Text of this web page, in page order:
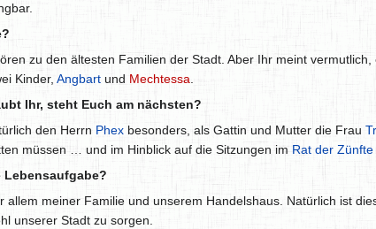
zu den ältesten Familien der Stadt. Aber Ihr meint
Kinder, Angbart und Mechtessa.
Ihr, steht Euch am nächsten?
den Herrn Phex besonders, als Gattin und Mutter die Frau
müssen … und im Hinblick auf die Sitzungen im Rat der Zünfte
Lebensaufgabe?
allem meiner Familie und unserem Handelshaus. Natürlich ist
unserer Stadt zu sorgen.